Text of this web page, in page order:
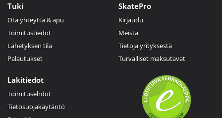
Tuki
Ota yhteyttä & apu
Toimitustiedot
Lähetyksen tila
Palautukset
SkatePro
Kirjaudu
Meistä
Tietoja yrityksestä
Turvalliset maksutavat
Lakitiedot
Toimitusehdot
Tietosuojakäytäntö